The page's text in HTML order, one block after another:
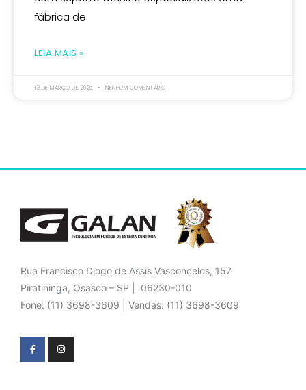
fábrica de
LEIA MAIS »
13 DE MARÇO DE 2025 NENHUM COMENTÁRIO
Rua Francisco Diogo de Assis Vasconcelos, 157
Piratininga, Osasco – SP | 06230-010
Fone: (11) 3698-3609 | Vendas: (11) 3698-3609